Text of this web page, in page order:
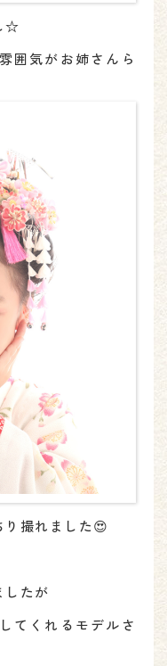
☆
囲気がお姉さんら
撮れました😍
したが
てくれるモデルさ